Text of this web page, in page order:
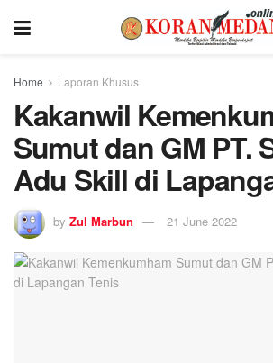
Home Laporan Khusus
Kakanwil
Sumut dan GM PT.
Adu Skill di
by Zul Marbun 21 June 2022